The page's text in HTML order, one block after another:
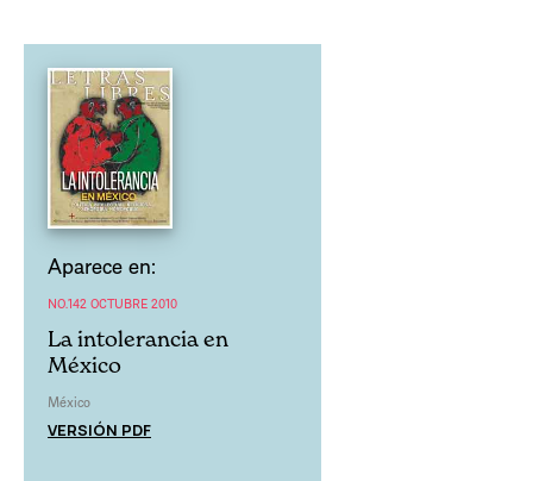
Aparece en:
NO.142 OCTUBRE 2010
La intolerancia en
México
México
VERSIÓN PDF